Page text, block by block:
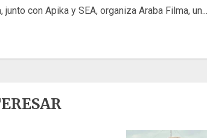
con Apika y SEA, organiza Araba Filma, un...